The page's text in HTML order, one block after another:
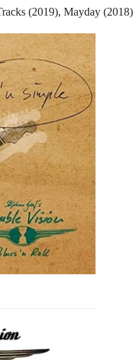
(2019), Mayday (2018)